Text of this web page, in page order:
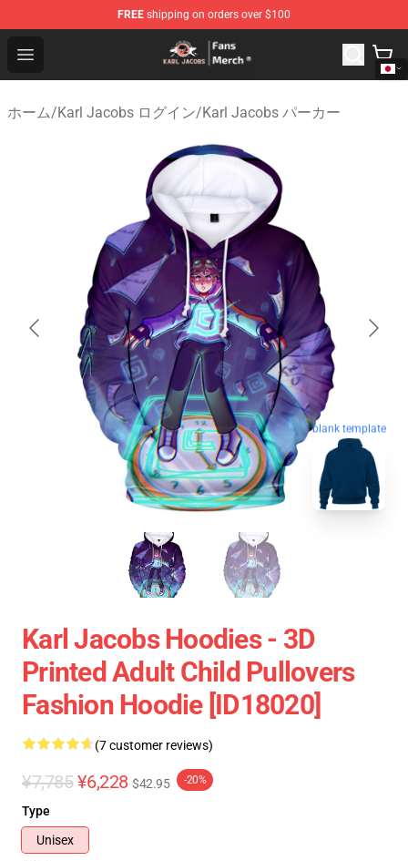
FREE shipping on orders over $100
Open menu
Karl Jacobs Store - Official Karl Jacobs Merchandise
ホーム/Karl Jacobs ログイン/Karl Jacobs パーカー
blank template
Karl Jacobs Hoodies - 3D
Printed Adult Child Pullovers
Fashion Hoodie [ID18020]
(7 customer reviews)
¥7,785 ¥6,228 $42.95 -20%
Type
Unisex